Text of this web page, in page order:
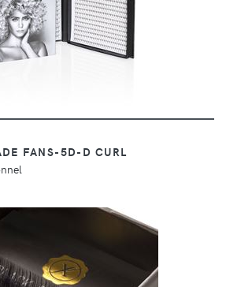
DÉTAILS
FANS-5D-D CURL